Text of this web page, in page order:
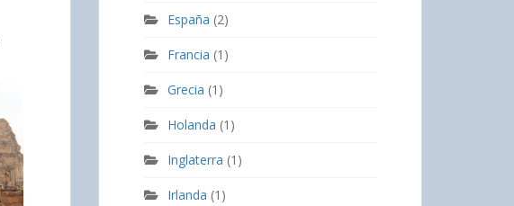
España (2)
Francia (1)
Grecia (1)
Holanda (1)
Inglaterra (1)
Irlanda (1)